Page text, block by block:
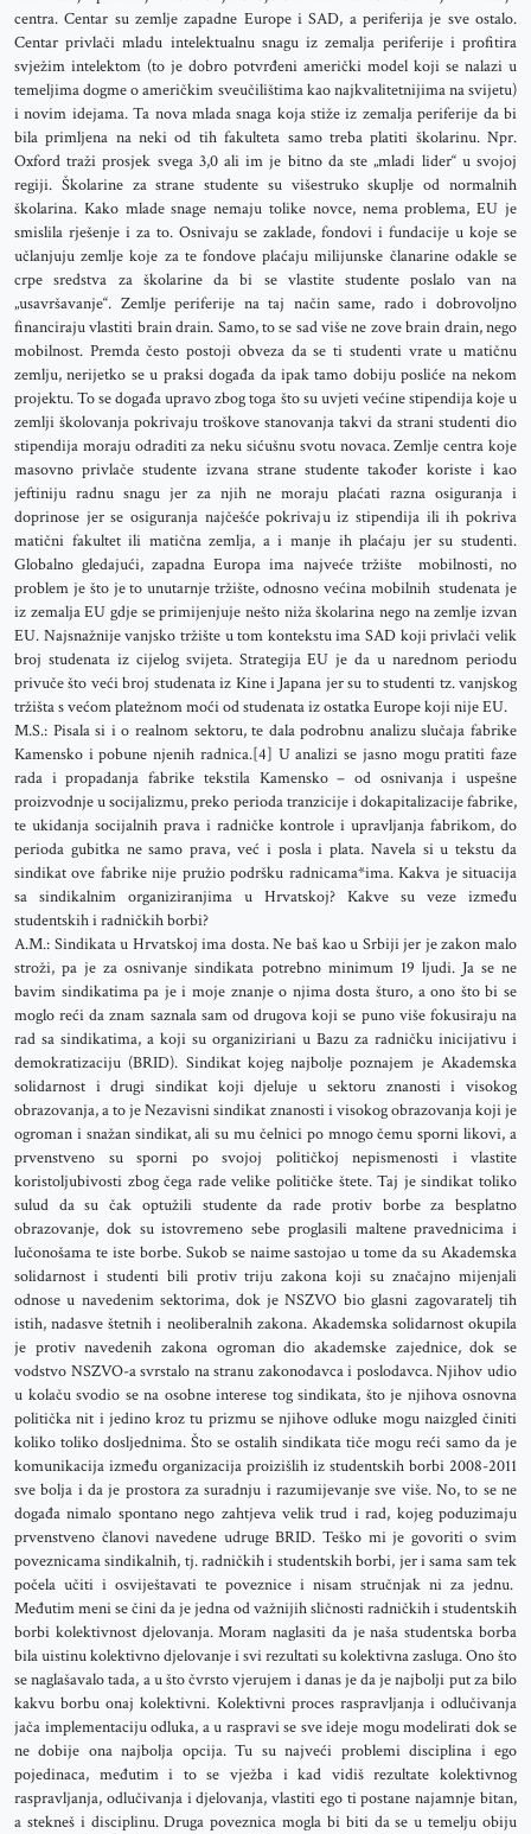
centra. Centar su zemlje zapadne Europe i SAD, a periferija je sve ostalo.
Centar privlači mladu intelektualnu snagu iz zemalja periferije i profitira
svježim intelektom (to je dobro potvrđeni američki model koji se nalazi u
temeljima dogme o američkim sveučilištima kao najkvalitetnijima na svijetu)
i novim idejama. Ta nova mlada snaga koja stiže iz zemalja periferije da bi
bila primljena na neki od tih fakulteta samo treba platiti školarinu. Npr.
Oxford traži prosjek svega 3,0 ali im je bitno da ste „mladi lider“ u svojoj
regiji. Školarine za strane studente su višestruko skuplje od normalnih
školarina. Kako mlade snage nemaju tolike novce, nema problema, EU je
smislila rješenje i za to. Osnivaju se zaklade, fondovi i fundacije u koje se
učlanjuju zemlje koje za te fondove plaćaju milijunske članarine odakle se
crpe sredstva za školarine da bi se vlastite studente poslalo van na
„usavršavanje“. Zemlje periferije na taj način same, rado i dobrovoljno
financiraju vlastiti brain drain. Samo, to se sad više ne zove brain drain, nego
mobilnost. Premda često postoji obveza da se ti studenti vrate u matičnu
zemlju, nerijetko se u praksi događa da ipak tamo dobiju posliće na nekom
projektu. To se događa upravo zbog toga što su uvjeti većine stipendija koje u
zemlji školovanja pokrivaju troškove stanovanja takvi da strani studenti dio
stipendija moraju odraditi za neku sićušnu svotu novaca. Zemlje centra koje
masovno privlače studente izvana strane studente također koriste i kao
jeftiniju radnu snagu jer za njih ne moraju plaćati razna osiguranja i
doprinose jer se osiguranja najčešće pokrivaju iz stipendija ili ih pokriva
matični fakultet ili matična zemlja, a i manje ih plaćaju jer su studenti.
Globalno gledajući, zapadna Europa ima najveće tržište mobilnosti, no
problem je što je to unutarnje tržište, odnosno većina mobilnih studenata je
iz zemalja EU gdje se primijenjuje nešto niža školarina nego na zemlje izvan
EU. Najsnažnije vanjsko tržište u tom kontekstu ima SAD koji privlači velik
broj studenata iz cijelog svijeta. Strategija EU je da u narednom periodu
privuče što veći broj studenata iz Kine i Japana jer su to studenti tz. vanjskog
tržišta s većom platežnom moći od studenata iz ostatka Europe koji nije EU.
M.S.: Pisala si i o realnom sektoru, te dala podrobnu analizu slučaja fabrike
Kamensko i pobune njenih radnica.[4] U analizi se jasno mogu pratiti faze
rada i propadanja fabrike tekstila Kamensko – od osnivanja i uspešne
proizvodnje u socijalizmu, preko perioda tranzicije i dokapitalizacije fabrike,
te ukidanja socijalnih prava i radničke kontrole i upravljanja fabrikom, do
perioda gubitka ne samo prava, već i posla i plata. Navela si u tekstu da
sindikat ove fabrike nije pružio podršku radnicama*ima. Kakva je situacija
sa sindikalnim organiziranjima u Hrvatskoj? Kakve su veze između
studentskih i radničkih borbi?
A.M.: Sindikata u Hrvatskoj ima dosta. Ne baš kao u Srbiji jer je zakon malo
stroži, pa je za osnivanje sindikata potrebno minimum 19 ljudi. Ja se ne
bavim sindikatima pa je i moje znanje o njima dosta šturo, a ono što bi se
moglo reći da znam saznala sam od drugova koji se puno više fokusiraju na
rad sa sindikatima, a koji su organiziriani u Bazu za radničku inicijativu i
demokratizaciju (BRID). Sindikat kojeg najbolje poznajem je Akademska
solidarnost i drugi sindikat koji djeluje u sektoru znanosti i visokog
obrazovanja, a to je Nezavisni sindikat znanosti i visokog obrazovanja koji je
ogroman i snažan sindikat, ali su mu čelnici po mnogo čemu sporni likovi, a
prvenstveno su sporni po svojoj političkoj nepismenosti i vlastite
koristoljubivosti zbog čega rade velike političke štete. Taj je sindikat toliko
sulud da su čak optužili studente da rade protiv borbe za besplatno
obrazovanje, dok su istovremeno sebe proglasili maltene pravednicima i
lučonošama te iste borbe. Sukob se naime sastojao u tome da su Akademska
solidarnost i studenti bili protiv triju zakona koji su značajno mijenjali
odnose u navedenim sektorima, dok je NSZVO bio glasni zagovaratelj tih
istih, nadasve štetnih i neoliberalnih zakona. Akademska solidarnost okupila
je protiv navedenih zakona ogroman dio akademske zajednice, dok se
vodstvo NSZVO-a svrstalo na stranu zakonodavca i poslodavca. Njihov udio
u kolaču svodio se na osobne interese tog sindikata, što je njihova osnovna
politička nit i jedino kroz tu prizmu se njihove odluke mogu naizgled činiti
koliko toliko dosljednima. Što se ostalih sindikata tiče mogu reći samo da je
komunikacija između organizacija proizišlih iz studentskih borbi 2008-2011
sve bolja i da je prostora za suradnju i razumijevanje sve više. No, to se ne
događa nimalo spontano nego zahtjeva velik trud i rad, kojeg poduzimaju
prvenstveno članovi navedene udruge BRID. Teško mi je govoriti o svim
poveznicama sindikalnih, tj. radničkih i studentskih borbi, jer i sama sam tek
počela učiti i osviještavati te poveznice i nisam stručnjak ni za jednu.
Međutim meni se čini da je jedna od važnijih sličnosti radničkih i studentskih
borbi kolektivnost djelovanja. Moram naglasiti da je naša studentska borba
bila uistinu kolektivno djelovanje i svi rezultati su kolektivna zasluga. Ono što
se naglašavalo tada, a u što čvrsto vjerujem i danas je da je najbolji put za bilo
kakvu borbu onaj kolektivni. Kolektivni proces raspravljanja i odlučivanja
jača implementaciju odluka, a u raspravi se sve ideje mogu modelirati dok se
ne dobije ona najbolja opcija. Tu su najveći problemi disciplina i ego
pojedinaca, međutim i to se vježba i kad vidiš rezultate kolektivnog
raspravljanja, odlučivanja i djelovanja, vlastiti ego ti postane najamnje bitan,
a stekneš i disciplinu. Druga poveznica mogla bi biti da se u temelju obiju